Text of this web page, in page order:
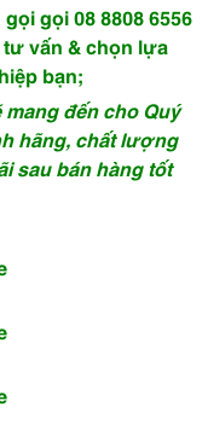
gọigọi08 8808 6556
vấn & chọn lựa
bạn;
mang đến cho Quý
hãng, chất lượng
sau bán hàng tốt
mode
mode
mode